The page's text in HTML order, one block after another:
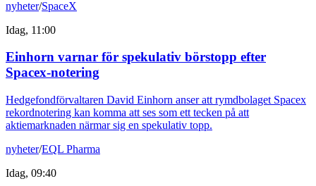
nyheter/SpaceX
Idag, 11:00
Einhorn varnar för spekulativ börstopp efter
Spacex-notering
Hedgefondförvaltaren David Einhorn anser att rymdbolaget Spacex
rekordnotering kan komma att ses som ett tecken på att
aktiemarknaden närmar sig en spekulativ topp.
nyheter/EQL Pharma
Idag, 09:40